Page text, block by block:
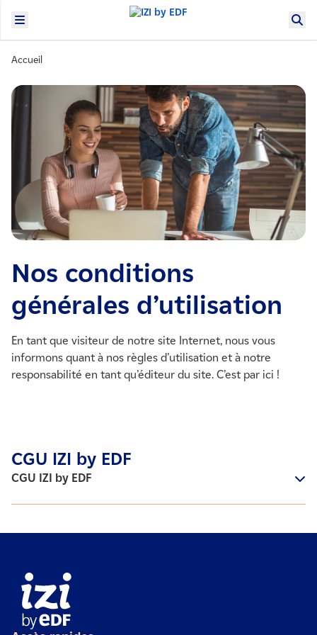
Accueil
Nos conditions
générales d’utilisation
En tant que visiteur de notre site Internet, nous vous
informons quant à nos règles d’utilisation et à notre
responsabilité en tant qu’éditeur du site. C’est par ici !
CGU IZI by EDF
CGU IZI by EDF
Informations légales
Immatriculée au Registre du Commerce et des Sociétés
d’Evry sous le numéro 444 768 550
TVA intracommunautaire FR46444768550
et dont le siège social est situé :